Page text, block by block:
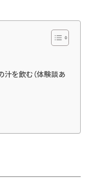
を飲む（体験談あ